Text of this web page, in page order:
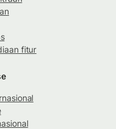
fitur